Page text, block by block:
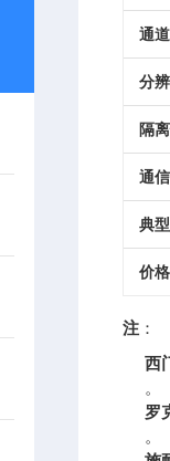
通
分
隔
通
典
价
注 ：
西
。
罗
。